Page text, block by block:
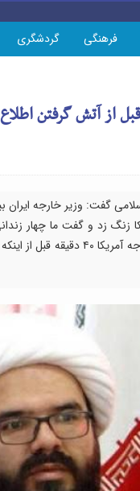
فرهنگی گردشگری
گفت: وزیر خارجه ایران
زنگ زد و گفت ما چهار
اتفاقی برایشان پیش نیاید؛ من گفتم